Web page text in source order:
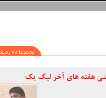
مجموعا 78 ردیف یافت شد
هفته های آخر لیگ یک